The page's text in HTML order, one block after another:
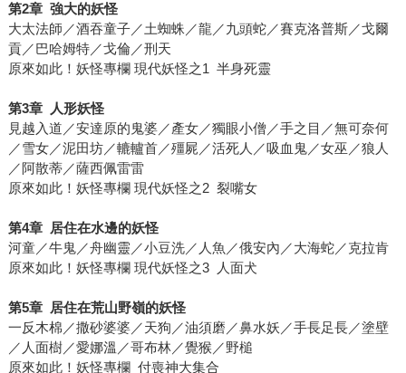
第2章 強大的妖怪
大太法師／酒吞童子／土蜘蛛／龍／九頭蛇／賽克洛普斯／戈爾
貢／巴哈姆特／戈倫／刑天
原來如此！妖怪專欄 現代妖怪之1 半身死靈
第3章
人形妖怪
見越入道／安達原的鬼婆／產女／獨眼小僧／手之目／無可奈何
／雪女／泥田坊／轆轤首／殭屍／活死人／吸血鬼／女巫／狼人
／阿散蒂／薩西佩雷雷
原來如此！妖怪專欄 現代妖怪之2 裂嘴女
第4章 居住在水邊的妖怪
河童／牛鬼／舟幽靈／小豆洗／人魚／俄安內／大海蛇／克拉肯
原來如此！妖怪專欄 現代妖怪之3 人面犬
第5章 居住在荒山野嶺的妖怪
一反木棉／撒砂婆婆／天狗／油須磨／鼻水妖／手長足長／塗壁
／人面樹／愛娜溫／哥布林／覺猴／野槌
原來如此！妖怪專欄 付喪神大集合